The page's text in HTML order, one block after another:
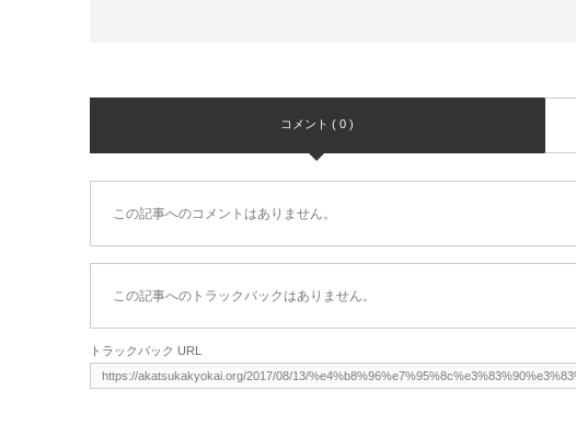
コメント ( 0 )
この記事へのコメントはありません。
この記事へのトラックバックはありません。
トラックバック URL